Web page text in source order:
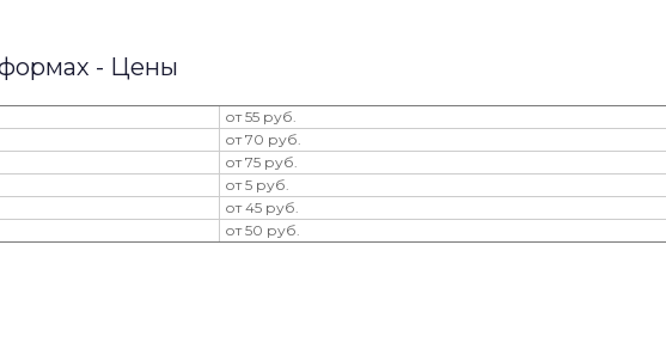
- Цены
от 55 руб.
от 70 руб.
от 75 руб.
от 5 руб.
от 45 руб.
от 50 руб.